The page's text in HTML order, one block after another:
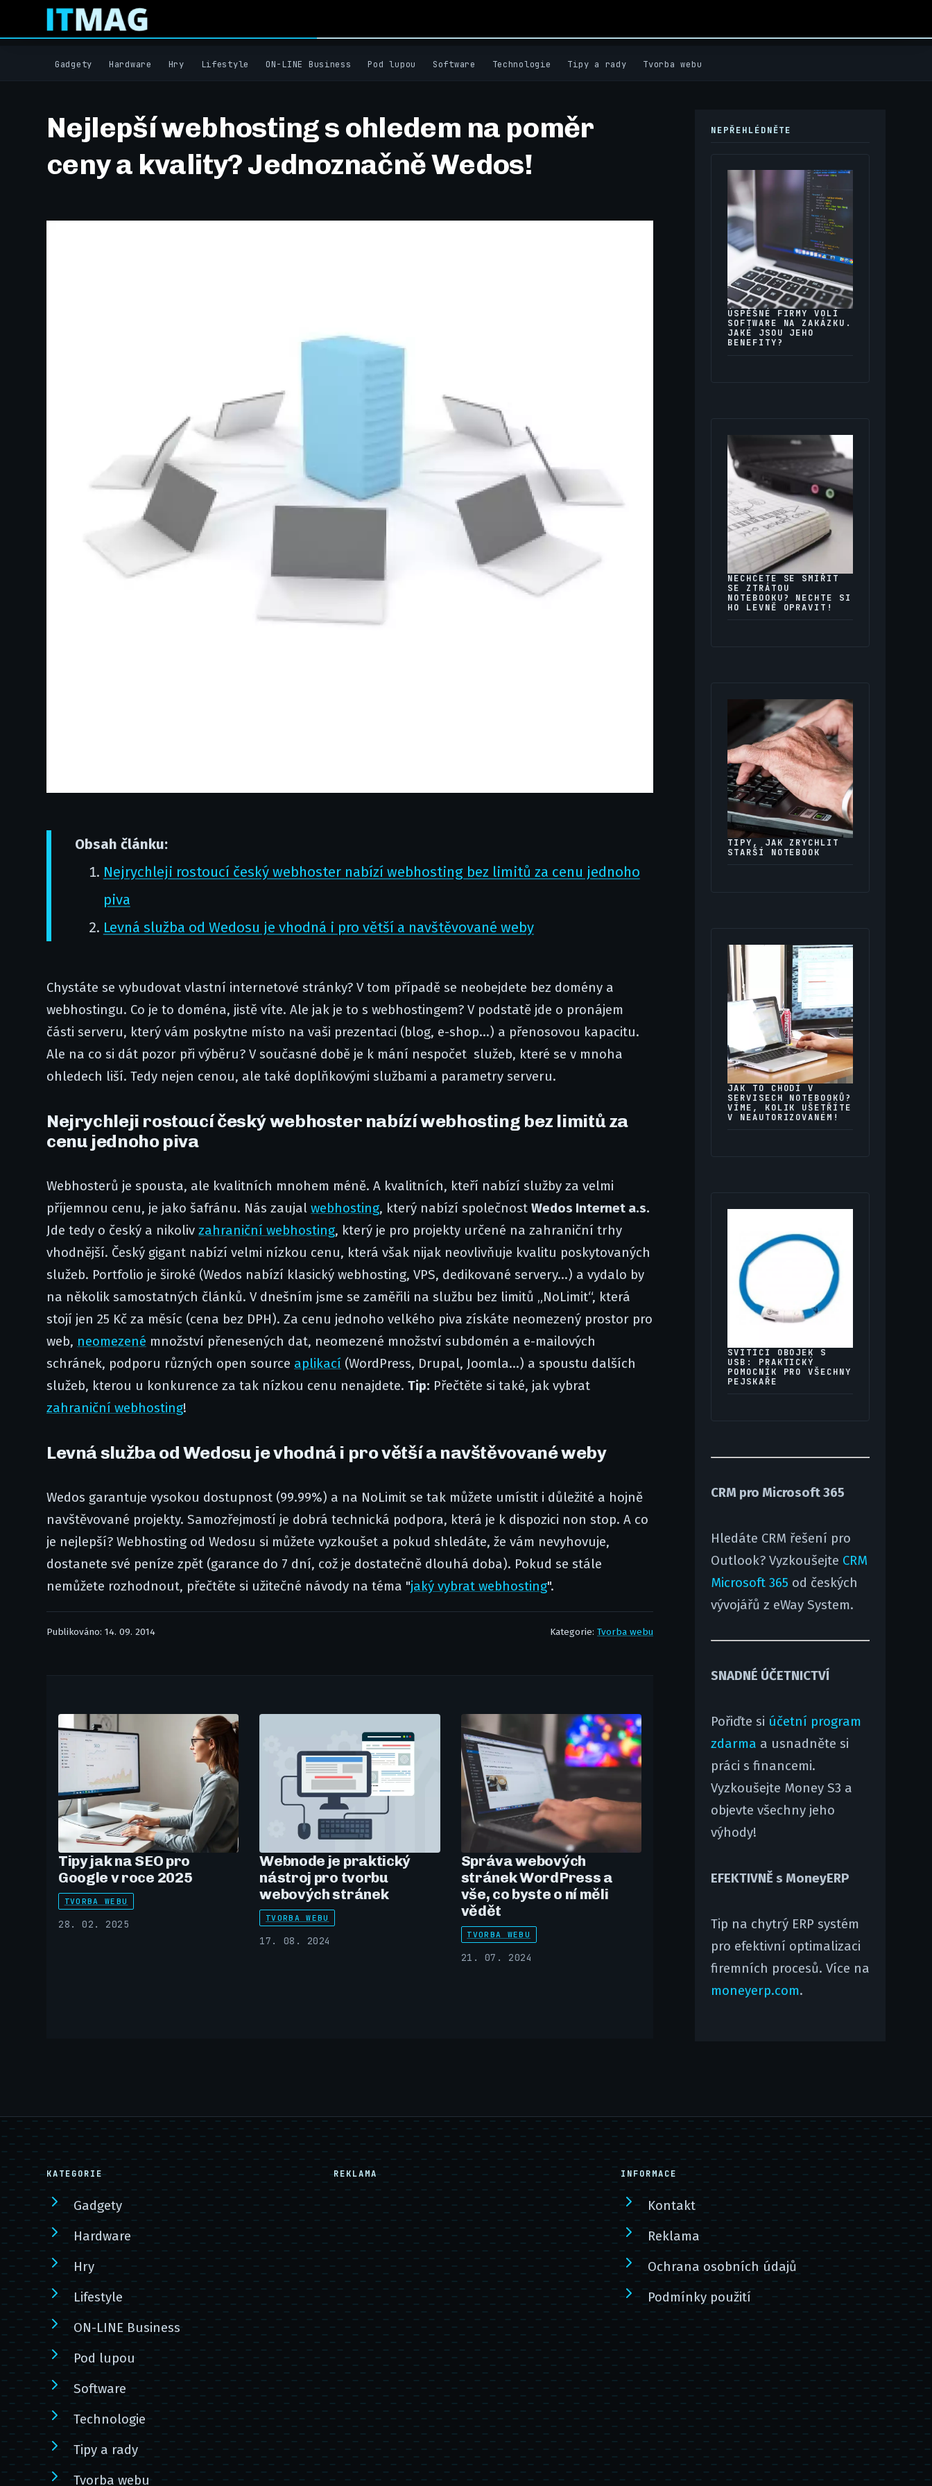
Gadgety Hardware Hry Lifestyle ON-LINE Business Pod lupou Software Technologie Tipy a rady Tvorba webu
Nejlepší webhosting s ohledem na poměr
ceny a kvality? Jednoznačně Wedos!
Obsah článku:
Nejrychleji rostoucí český webhoster nabízí webhosting bez limitů za cenu jednoho
piva
Levná služba od Wedosu je vhodná i pro větší a navštěvované weby
Chystáte se vybudovat vlastní internetové stránky? V tom případě se neobejdete bez domény a
webhostingu. Co je to doména, jistě víte. Ale jak je to s webhostingem? V podstatě jde o pronájem
části serveru, který vám poskytne místo na vaši prezentaci (blog, e-shop...) a přenosovou kapacitu.
Ale na co si dát pozor při výběru? V současné době je k mání nespočet služeb, které se v mnoha
ohledech liší. Tedy nejen cenou, ale také doplňkovými službami a parametry serveru.
Nejrychleji rostoucí český webhoster nabízí webhosting bez limitů za
cenu jednoho piva
Webhosterů je spousta, ale kvalitních mnohem méně. A kvalitních, kteří nabízí služby za velmi
příjemnou cenu, je jako šafránu. Nás zaujal webhosting, který nabízí společnost Wedos Internet a.s.
Jde tedy o český a nikoliv zahraniční webhosting, který je pro projekty určené na zahraniční trhy
vhodnější. Český gigant nabízí velmi nízkou cenu, která však nijak neovlivňuje kvalitu poskytovaných
služeb. Portfolio je široké (Wedos nabízí klasický webhosting, VPS, dedikované servery...) a vydalo by
na několik samostatných článků. V dnešním jsme se zaměřili na službu bez limitů „NoLimit“, která
stojí jen 25 Kč za měsíc (cena bez DPH). Za cenu jednoho velkého piva získáte neomezený prostor pro
web, neomezené množství přenesených dat, neomezené množství subdomén a e-mailových
schránek, podporu různých open source aplikací (WordPress, Drupal, Joomla...) a spoustu dalších
služeb, kterou u konkurence za tak nízkou cenu nenajdete. Tip: Přečtěte si také, jak vybrat
zahraniční webhosting!
Levná služba od Wedosu je vhodná i pro větší a navštěvované weby
Wedos garantuje vysokou dostupnost (99.99%) a na NoLimit se tak můžete umístit i důležité a hojně
navštěvované projekty. Samozřejmostí je dobrá technická podpora, která je k dispozici non stop. A co
je nejlepší? Webhosting od Wedosu si můžete vyzkoušet a pokud shledáte, že vám nevyhovuje,
dostanete své peníze zpět (garance do 7 dní, což je dostatečně dlouhá doba). Pokud se stále
nemůžete rozhodnout, přečtěte si užitečné návody na téma "jaký vybrat webhosting".
Publikováno: 14. 09. 2014 Kategorie: Tvorba webu
Tipy jak na SEO pro
Google v roce 2025
TVORBA WEBU
28. 02. 2025
Webnode je praktický
nástroj pro tvorbu
webových stránek
TVORBA WEBU
17. 08. 2024
Správa webových
stránek WordPress a
vše, co byste o ní měli
vědět
TVORBA WEBU
21. 07. 2024
NEPŘEHLÉDNĚTE
ÚSPĚŠNÉ FIRMY VOLÍ
SOFTWARE NA ZAKÁZKU.
JAKÉ JSOU JEHO
BENEFITY?
NECHCETE SE SMÍŘIT
SE ZTRÁTOU
NOTEBOOKU? NECHTE SI
HO LEVNĚ OPRAVIT!
TIPY, JAK ZRYCHLIT
STARŠÍ NOTEBOOK
JAK TO CHODÍ V
SERVISECH NOTEBOOKŮ?
VÍME, KOLIK UŠETŘÍTE
V NEAUTORIZOVANÉM!
SVÍTÍCÍ OBOJEK S
USB: PRAKTICKÝ
POMOCNÍK PRO VŠECHNY
PEJSKAŘE
CRM pro Microsoft 365
Hledáte CRM řešení pro
Outlook? Vyzkoušejte CRM
Microsoft 365 od českých
vývojářů z eWay System.
SNADNÉ ÚČETNICTVÍ
Pořiďte si účetní program
zdarma a usnadněte si
práci s financemi.
Vyzkoušejte Money S3 a
objevte všechny jeho
výhody!
EFEKTIVNĚ s MoneyERP
Tip na chytrý ERP systém
pro efektivní optimalizaci
firemních procesů. Více na
moneyerp.com.
KATEGORIE
Gadgety
Hardware
Hry
Lifestyle
ON-LINE Business
Pod lupou
Software
Technologie
Tipy a rady
Tvorba webu
REKLAMA INFORMACE
Kontakt
Reklama
Ochrana osobních údajů
Podmínky použití